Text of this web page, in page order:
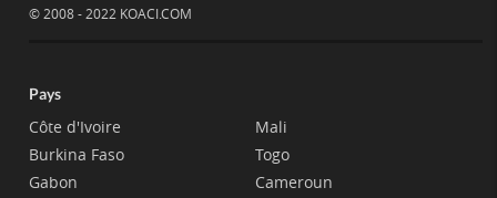
© 2008 - 2022 KOACI.COM
Pays
Côte d'Ivoire
Burkina Faso
Gabon
Mali
Togo
Cameroun